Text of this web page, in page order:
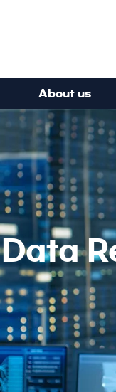
About us
Data